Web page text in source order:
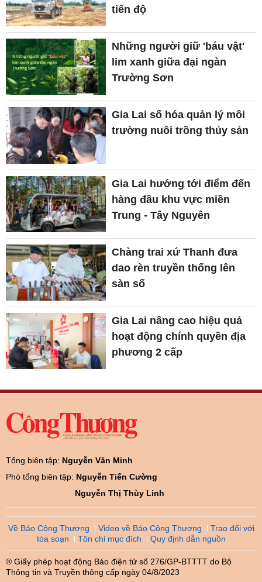
tiến độ
Những người giữ 'báu vật'
lim xanh giữa đại ngàn
Trường Sơn
Gia Lai số hóa quản lý môi
trường nuôi trồng thủy sản
Gia Lai hướng tới điểm đến
hàng đầu khu vực miền
Trung - Tây Nguyên
Chàng trai xứ Thanh đưa
dao rèn truyền thống lên
sàn số
Gia Lai nâng cao hiệu quả
hoạt động chính quyền địa
phương 2 cấp
Tổng biên tập: Nguyễn Văn Minh
Phó tổng biên tập: Nguyễn Tiến Cường
Nguyễn Thị Thùy Linh
Về Báo Công Thương Video về Báo Công Thương
Trao đổi với
tòa soạn
Tôn chỉ mục đích Quy định dẫn nguồn
® Giấy phép hoạt động Báo điện tử số 276/GP-BTTTT do Bộ
Thông tin và Truyền thông cấp ngày 04/8/2023